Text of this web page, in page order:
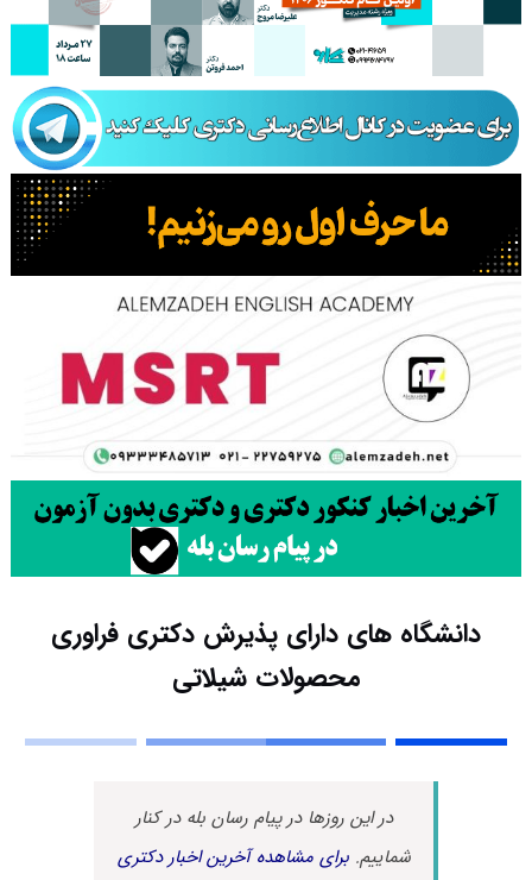
دانشگاه های دارای پذیرش دکتری ﻓﺮاوری
ﻣﺤﺼﻮﻻت شیلاتی
در این روزها در پیام رسان بله در کنار
شماییم.برای مشاهده آخرین اخبار دکتری